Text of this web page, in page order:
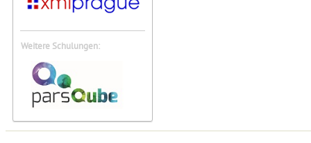
Weitere Schulungen: